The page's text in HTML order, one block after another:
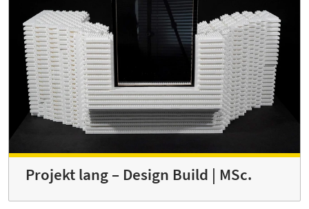
Projekt lang – Design Build | MSc.